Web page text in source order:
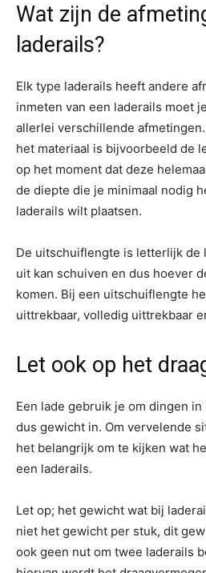
Wat zijn de
laderails?
Elk type laderails heeft andere
inmeten van een laderails moet
allerlei verschillende
het materiaal is bijvoorbeeld de
op het moment dat deze
de diepte die je minimaal nodig
laderails wilt plaatsen.
De uitschuiflengte is letterlijk de
uit kan schuiven en dus hoever
komen. Bij een uitschuiflengte
uittrekbaar, volledig uittrekbaar
Let ook op het
Een lade gebruik je om dingen
dus gewicht in. Om vervelende
het belangrijk om te kijken wat
een laderails.
Let op; het gewicht wat bij
niet het gewicht per stuk, dit
ook geen nut om twee laderails